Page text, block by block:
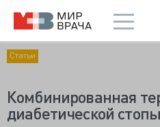
Статьи
Комбинированная
диабетической стопы